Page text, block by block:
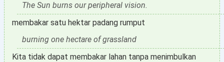
The Sun burns our peripheral vision.
membakar satu hektar padang rumput
burning one hectare of grassland
Kita tidak dapat membakar lahan tanpa menimbulkan